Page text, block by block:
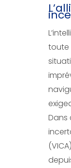
toute
Dans